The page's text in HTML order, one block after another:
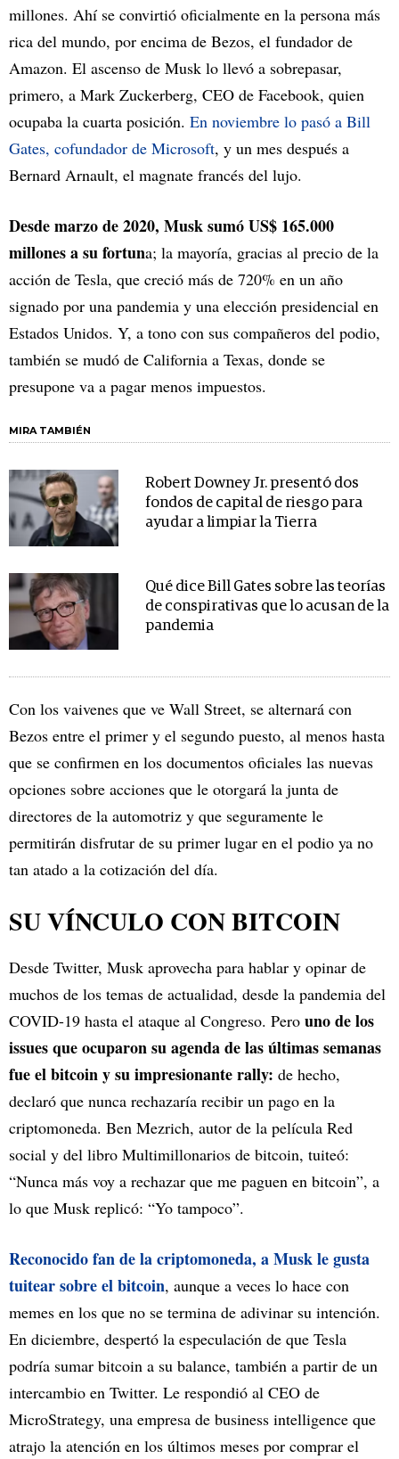
millones. Ahí se convirtió oficialmente en la persona más
rica del mundo, por encima de Bezos, el fundador de
Amazon. El ascenso de Musk lo llevó a sobrepasar,
primero, a Mark Zuckerberg, CEO de Facebook, quien
ocupaba la cuarta posición. En noviembre lo pasó a Bill
Gates, cofundador de Microsoft, y un mes después a
Bernard Arnault, el magnate francés del lujo.
Desde marzo de 2020, Musk sumó US$ 165.000
millones a su fortuna; la mayoría, gracias al precio de la
acción de Tesla, que creció más de 720% en un año
signado por una pandemia y una elección presidencial en
Estados Unidos. Y, a tono con sus compañeros del podio,
también se mudó de California a Texas, donde se
presupone va a pagar menos impuestos.
MIRA TAMBIÉN
Robert Downey Jr. presentó dos
fondos de capital de riesgo para
ayudar a limpiar la Tierra
Qué dice Bill Gates sobre las teorías
de conspirativas que lo acusan de la
pandemia
Con los vaivenes que ve Wall Street, se alternará con
Bezos entre el primer y el segundo puesto, al menos hasta
que se confirmen en los documentos oficiales las nuevas
opciones sobre acciones que le otorgará la junta de
directores de la automotriz y que seguramente le
permitirán disfrutar de su primer lugar en el podio ya no
tan atado a la cotización del día.
SU VÍNCULO CON BITCOIN
Desde Twitter, Musk aprovecha para hablar y opinar de
muchos de los temas de actualidad, desde la pandemia del
COVID-19 hasta el ataque al Congreso. Pero uno de los
issues que ocuparon su agenda de las últimas semanas
fue el bitcoin y su impresionante rally: de hecho,
declaró que nunca rechazaría recibir un pago en la
criptomoneda. Ben Mezrich, autor de la película Red
social y del libro Multimillonarios de bitcoin, tuiteó:
“Nunca más voy a rechazar que me paguen en bitcoin”, a
lo que Musk replicó: “Yo tampoco”.
Reconocido fan de la criptomoneda, a Musk le gusta
tuitear sobre el bitcoin, aunque a veces lo hace con
memes en los que no se termina de adivinar su intención.
En diciembre, despertó la especulación de que Tesla
podría sumar bitcoin a su balance, también a partir de un
intercambio en Twitter. Le respondió al CEO de
MicroStrategy, una empresa de business intelligence que
atrajo la atención en los últimos meses por comprar el